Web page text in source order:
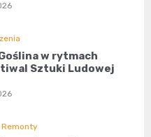
w rytmach
Sztuki Ludowej
Remonty